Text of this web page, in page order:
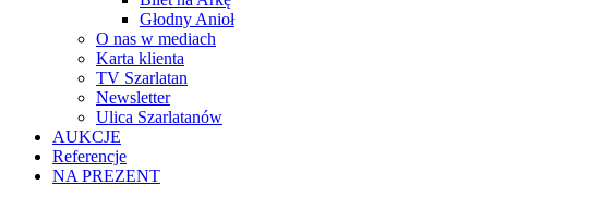
Głodny Anioł
O nas w mediach
Karta klienta
TV Szarlatan
Newsletter
Ulica Szarlatanów
AUKCJE
Referencje
NA PREZENT